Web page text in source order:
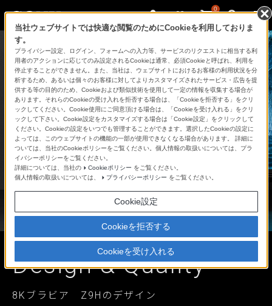
0
Design & Quality
8Kブラビア Z9Hのデザイン
当社ウェブサイトでは快適な閲覧のためにCookieを利用しておりま
す。
プライバシー設定、ログイン、フォームへの入力等、サービスのリクエストに相当する利
用者のアクションに応じてのみ設定されるCookieは通常、必須Cookieと呼ばれ、利用を
停止することができません。また、当社は、ウェブサイトにおけるお客様の利用状況を分
析するため、あるいは個々のお客様に対してよりカスタマイズされたサービス・広告を提
供する等の目的のため、Cookieおよび類似技術を使用して一定の情報を収集する場合が
あります。それらのCookieの受け入れを拒否する場合は、「Cookieを拒否する」をクリ
ックしてください。Cookie使用にご同意頂ける場合は、「Cookieを受け入れる」をクリ
ックして下さい。Cookie設定をカスタマイズする場合は「Cookie設定」をクリックして
ください。Cookieの設定をいつでも管理することができます。選択したCookieの設定に
よっては、このウェブサイトの機能の一部が使用できなくなる場合があります。 詳細に
ついては、当社のCookieポリシーをご覧ください。個人情報の取扱いについては、プラ
イバシーポリシーをご覧ください。
詳細については、当社の
Cookieポリシー をご覧ください。
個人情報の取扱いについては、
プライバシーポリシー をご覧ください。
Cookie設定
Cookieを拒否する
Cookieを受け入れる